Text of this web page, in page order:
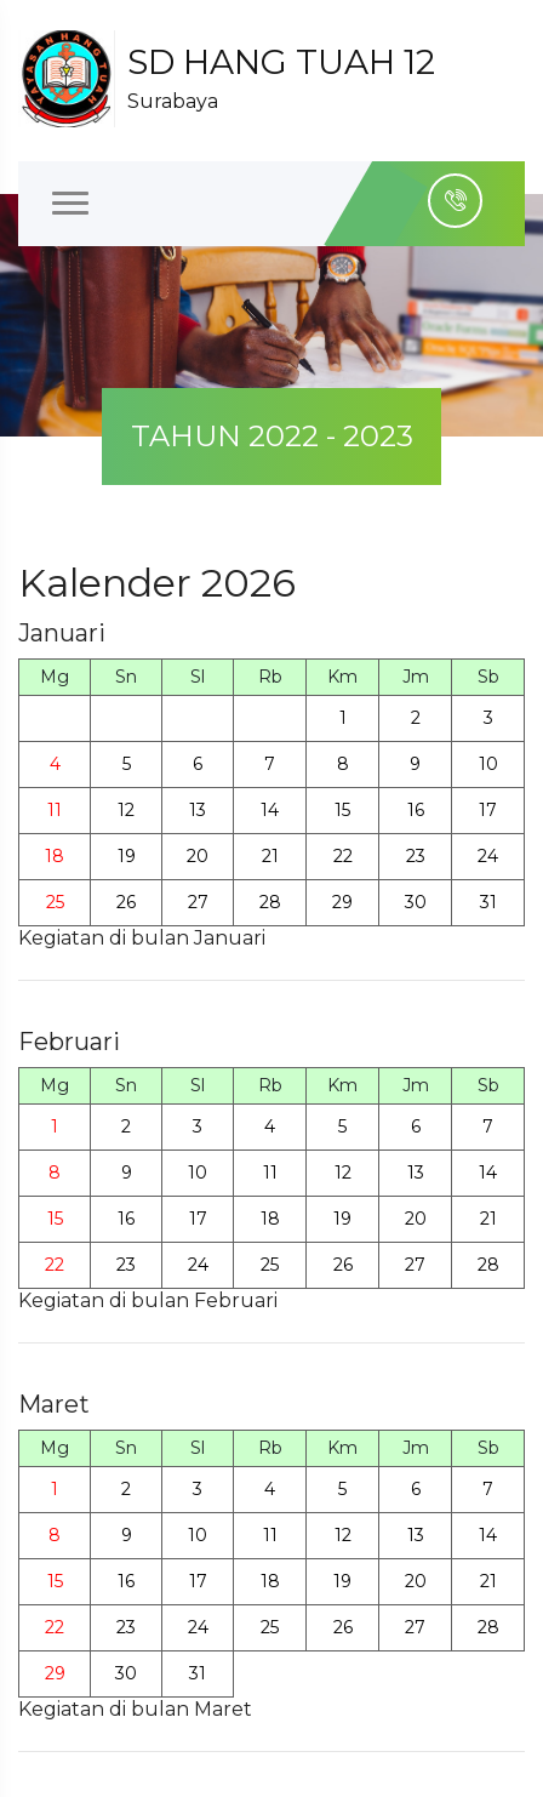
SD HANG TUAH 12
Surabaya
TAHUN 2022 - 2023
Kalender 2026
Januari
Mg Sn Sl Rb Km Jm
Sb
1
2 3
4 5 6 7 8 9 10
11 12 13 14 15 16 17
18 19 20 21 22 23 24
25 26 27 28 29 30 31
Kegiatan di bulan Januari
Februari
Mg Sn Sl Rb Km Jm
Sb
1
2 3 4 5 6 7
8 9 10 11 12 13 14
15 16 17 18 19 20 21
22 23 24 25 26 27 28
Kegiatan di bulan Februari
Maret
Mg Sn Sl Rb Km Jm
Sb
1
2 3 4 5 6 7
8 9 10 11 12 13 14
15 16 17 18 19 20 21
22 23 24 25 26 27 28
29 30 31
Kegiatan di bulan Maret